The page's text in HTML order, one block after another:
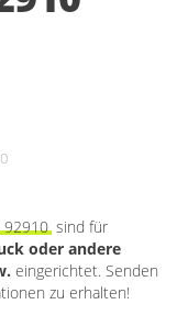
92910 sind für
oder andere
eingerichtet. Senden
zu erhalten!